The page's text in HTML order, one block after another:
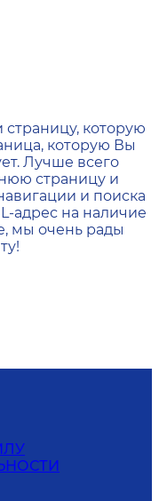
не
которую
которую Вы
Лучше всего
страницу и
и поиска
адрес на наличие
мы очень рады